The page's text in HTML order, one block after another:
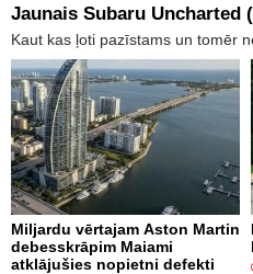
Jaunais Subaru Uncharted
Kaut kas ļoti pazīstams un tomēr
Miljardu vērtajam Aston Martin
debesskrāpim Maiami
atklājušies nopietni defekti